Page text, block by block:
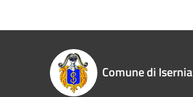
Comune di Isernia